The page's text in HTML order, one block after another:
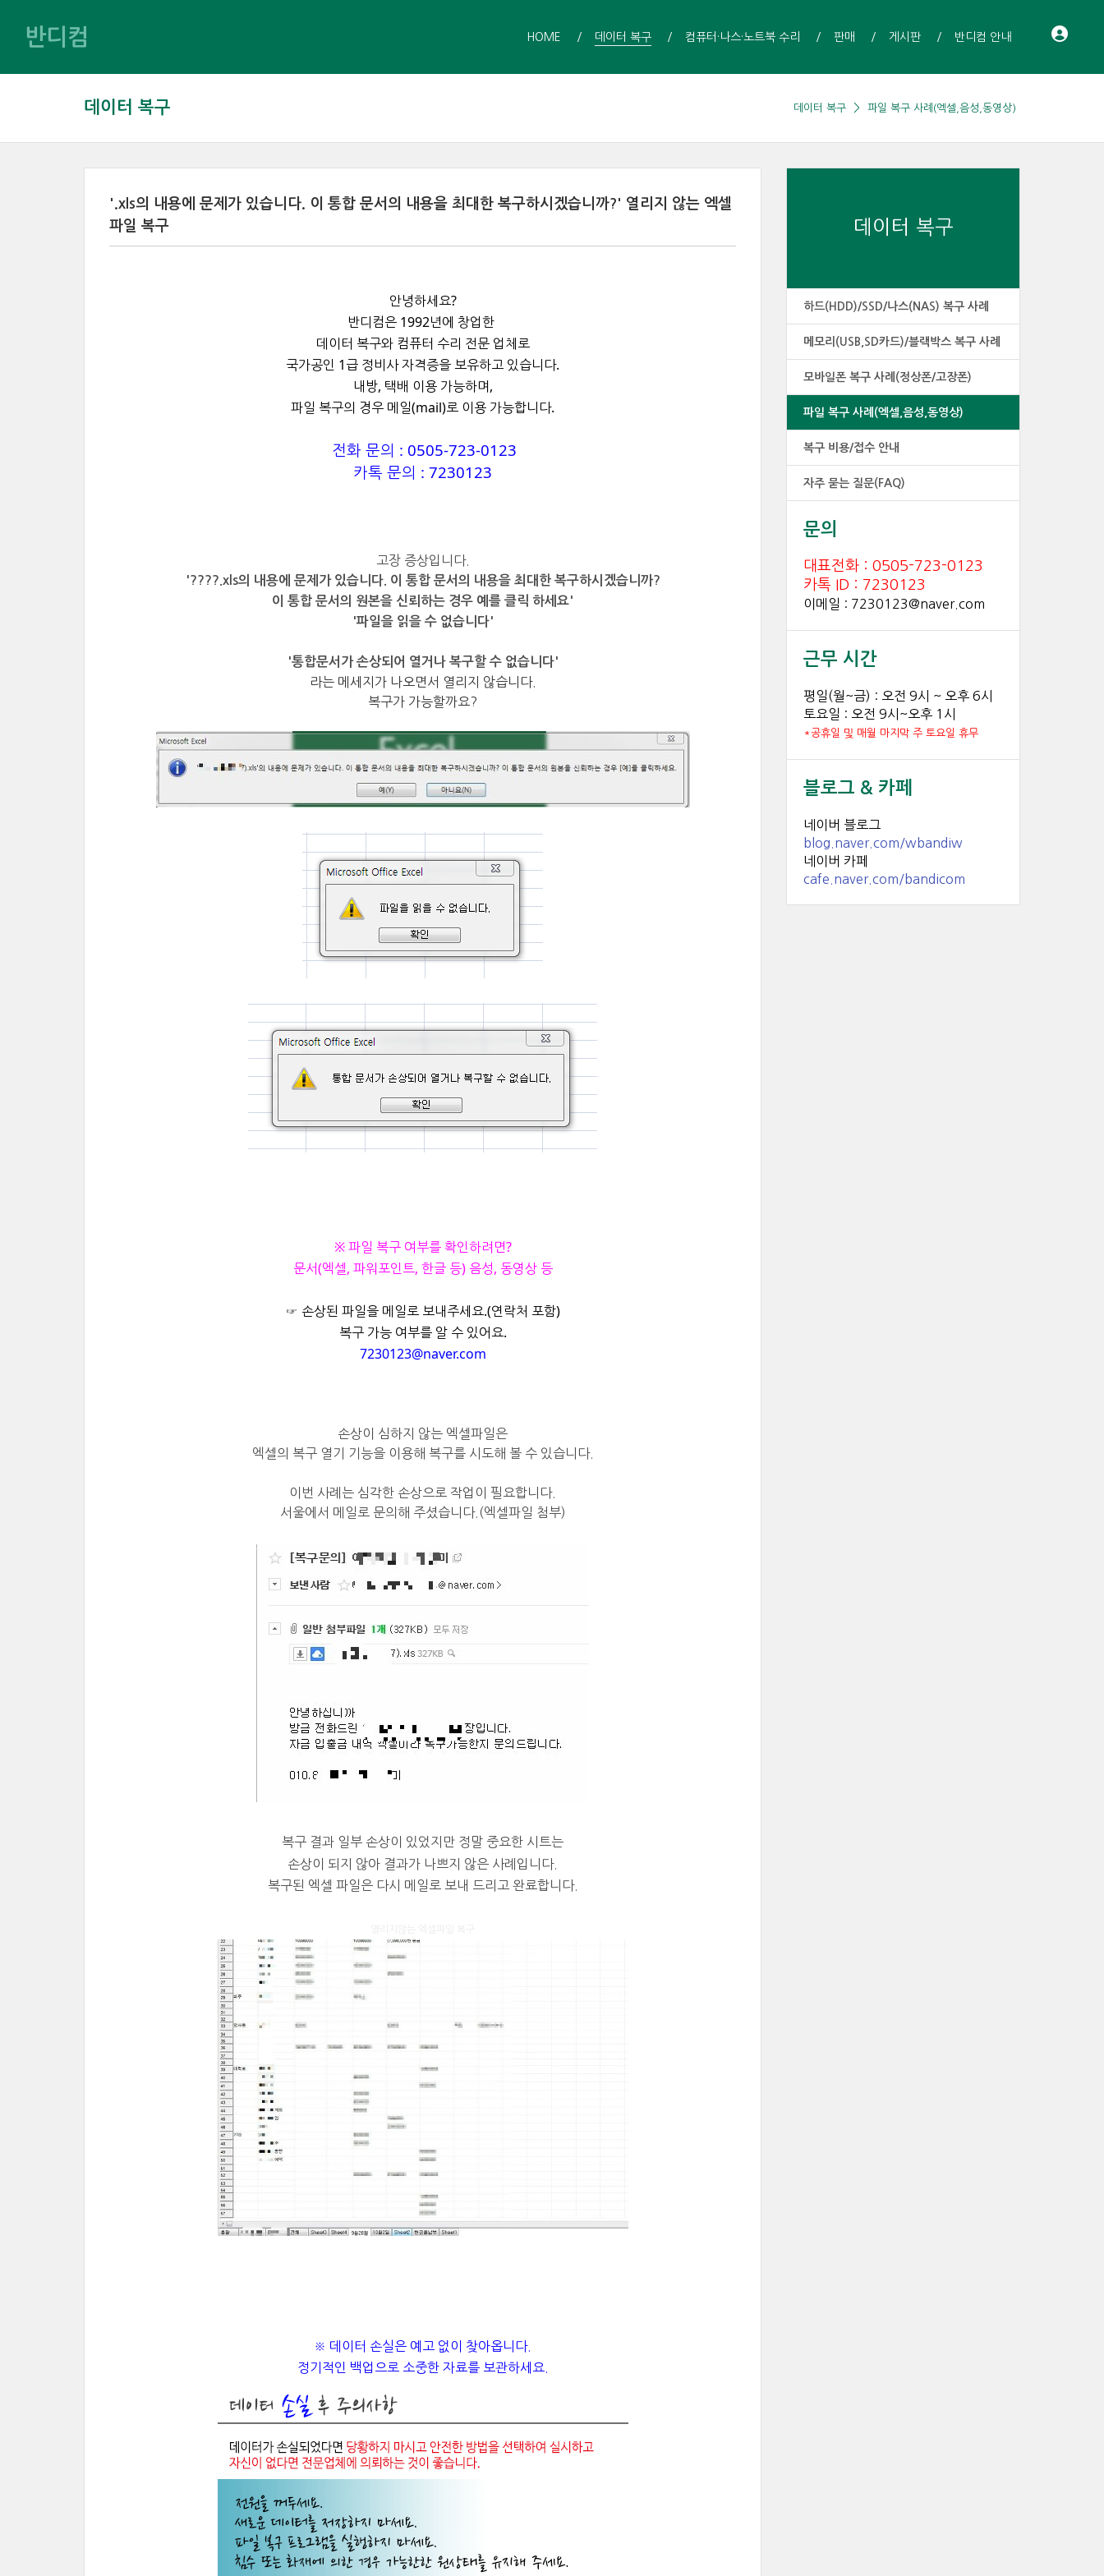
반디컴 HOME 데이터 복구 컴퓨터·나스·노트북 수리 판매 게시판 반디컴 안내
데이터 복구 데이터 복구 파일 복구 사례(엑셀,음성,동영상)
데이터 복구
하드(HDD)/SSD/나스(NAS) 복구 사례
메모리(USB,SD카드)/블랙박스 복구 사례
모바일폰 복구 사례(정상폰/고장폰)
파일 복구 사례(엑셀,음성,동영상)
복구 비용/접수 안내
자주 묻는 질문(FAQ)
문의
대표전화 : 0505-723-0123
카톡 ID : 7230123
이메일 : 7230123@naver.com
근무 시간
평일(월~금) : 오전 9시 ~ 오후 6시
토요일 : 오전 9시~오후 1시
*공휴일 및 매월 마지막 주 토요일 휴무
블로그 & 카페
네이버 블로그
blog.naver.com/wbandiw
네이버 카페
cafe.naver.com/bandicom
'.xls의 내용에 문제가 있습니다. 이 통합 문서의 내용을 최대한 복구하시겠습니까?' 열리지 않는 엑셀
파일 복구
안녕하세요?
반디컴은 1992년에 창업한
데이터 복구와 컴퓨터 수리 전문 업체로
국가공인 1급 정비사 자격증을 보유하고 있습니다.
내방, 택배 이용 가능하며,
파일 복구의 경우 메일(mail)로 이용 가능합니다.
전화 문의 : 0505-723-0123
카톡 문의 : 7230123
고장 증상입니다.
'????.xls의 내용에 문제가 있습니다. 이 통합 문서의 내용을 최대한 복구하시겠습니까?
이 통합 문서의 원본을 신뢰하는 경우 예를 클릭 하세요'
'파일을 읽을 수 없습니다'
'통합문서가 손상되어 열거나 복구할 수 없습니다'
라는 메세지가 나오면서 열리지 않습니다.
복구가 가능할까요?
※ 파일 복구 여부를 확인하려면?
문서(엑셀, 파워포인트, 한글 등) 음성, 동영상 등
☞ 손상된 파일을 메일로 보내주세요.(연락처 포함)
복구 가능 여부를 알 수 있어요.
7230123@naver.com
손상이 심하지 않는 엑셀파일은
엑셀의 복구 열기 기능을 이용해 복구를 시도해 볼 수 있습니다.
이번 사례는 심각한 손상으로 작업이 필요합니다.
서울에서 메일로 문의해 주셨습니다.(엑셀파일 첨부)
복구 결과 일부 손상이 있었지만 정말 중요한 시트는
손상이 되지 않아 결과가 나쁘지 않은 사례입니다.
복구된 엑셀 파일은 다시 메일로 보내 드리고 완료합니다.
※ 데이터 손실은 예고 없이 찾아옵니다.
정기적인 백업으로 소중한 자료를 보관하세요.